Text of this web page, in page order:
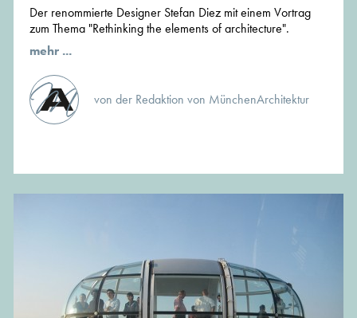
Der renommierte Designer Stefan Diez mit einem Vortrag
zum Thema "Rethinking the elements of architecture".
mehr ...
von der Redaktion von MünchenArchitektur